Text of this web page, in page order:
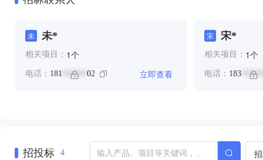
未 未*
相关项目： 1个
电话： 181 ****** 02 立即查看
宋 宋*
相关项目： 1个
电话： 183
招投标 4